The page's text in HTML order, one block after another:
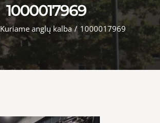
1000017969
Kuriame anglų kalba / 1000017969